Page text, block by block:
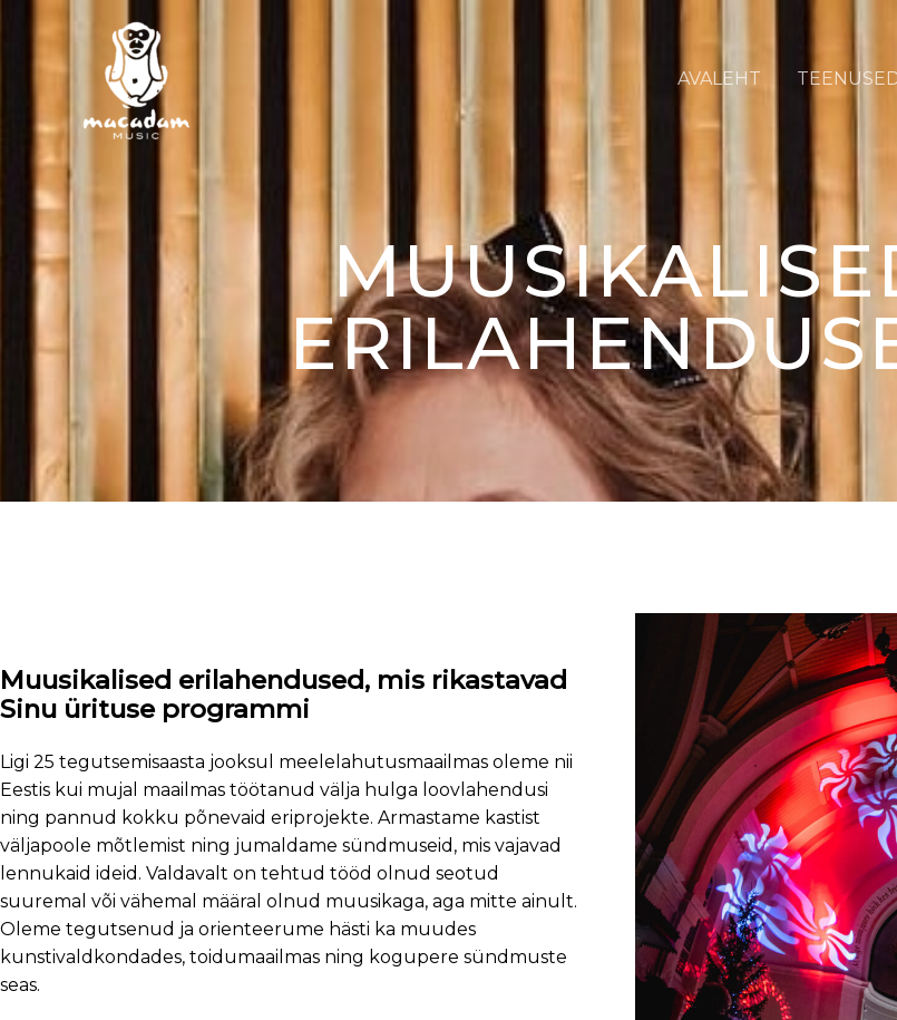
AVALEHT
Muusikalised erilahendused, mis rikastavad
Sinu ürituse programmi
Ligi 25 tegutsemisaasta jooksul meelelahutusmaailmas oleme nii
Eestis kui mujal maailmas töötanud välja hulga loovlahendusi
ning pannud kokku põnevaid eriprojekte. Armastame kastist
väljapoole mõtlemist ning jumaldame sündmuseid, mis vajavad
lennukaid ideid. Valdavalt on tehtud tööd olnud seotud
suuremal või vähemal määral olnud muusikaga, aga mitte ainult.
Oleme tegutsenud ja orienteerume hästi ka muudes
kunstivaldkondades, toidumaailmas ning kogupere sündmuste
seas.